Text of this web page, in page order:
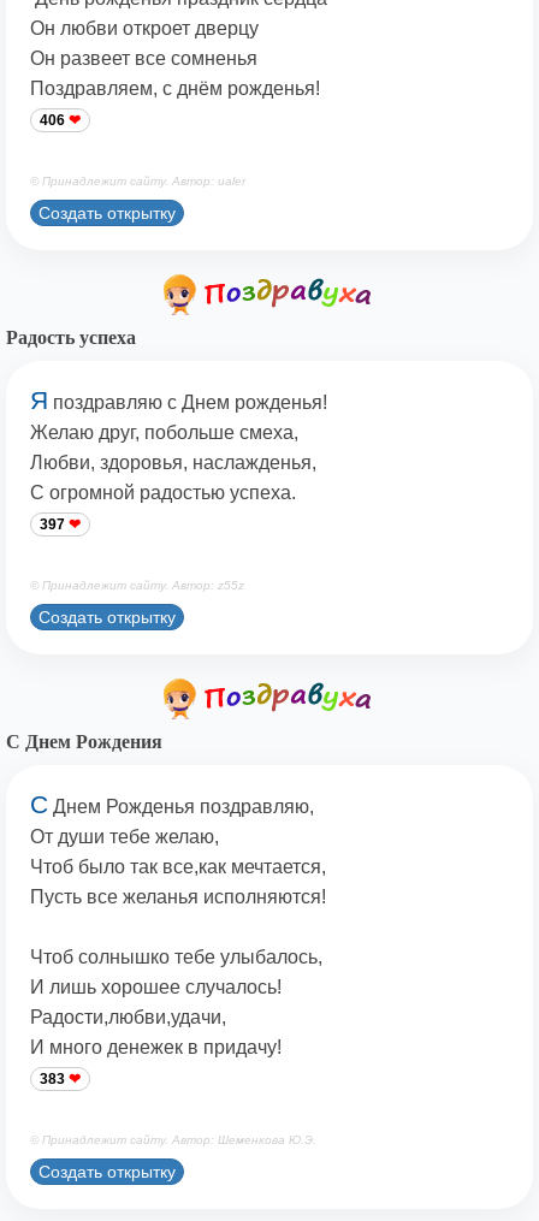
Он любви откроет дверцу
Он развеет все сомненья
Поздравляем, с днём рожденья!
406
© Принадлежит сайту. Автор: ualer
Создать открытку
Радость успеха
Я поздравляю с Днем рожденья!
Желаю друг, побольше смеха,
Любви, здоровья, наслажденья,
С огромной радостью успеха.
397
© Принадлежит сайту. Автор: z55z
Создать открытку
С Днем Рождения
С Днем Рожденья поздравляю,
От души тебе желаю,
Чтоб было так все,как мечтается,
Пусть все желанья исполняются!
Чтоб солнышко тебе улыбалось,
И лишь хорошее случалось!
Радости,любви,удачи,
И много денежек в придачу!
383
© Принадлежит сайту. Автор: Шеменкова Ю.Э.
Создать открытку